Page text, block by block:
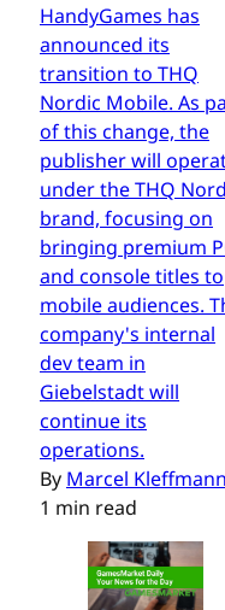
HandyGames has
announced its
transition to THQ
Nordic Mobile. As
of this change, the
publisher will
under the THQ
brand, focusing on
bringing premium
and console titles to
mobile audiences.
company's internal
dev team in
Giebelstadt will
continue its
operations.
By Marcel Kleffmann
1 min read